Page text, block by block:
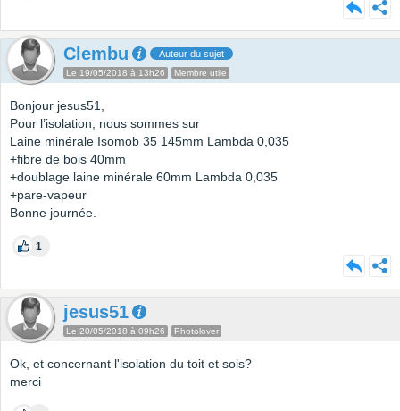
Clembu Auteur du sujet
Le 19/05/2018 à 13h26 Membre utile
Bonjour jesus51,
Pour l’isolation, nous sommes sur
Laine minérale Isomob 35 145mm Lambda 0,035
+fibre de bois 40mm
+doublage laine minérale 60mm Lambda 0,035
+pare-vapeur
Bonne journée.
1
jesus51
Le 20/05/2018 à 09h26 Photolover
Ok, et concernant l'isolation du toit et sols?
merci